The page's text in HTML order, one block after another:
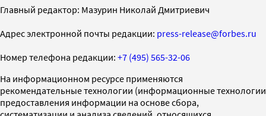
Главный редактор: Мазурин Николай Дмитриевич
Адрес электронной почты редакции: press-release@forbes.ru
Номер телефона редакции: +7 (495) 565-32-06
На информационном ресурсе применяются
рекомендательные технологии (информационные технологии
предоставления информации на основе сбора,